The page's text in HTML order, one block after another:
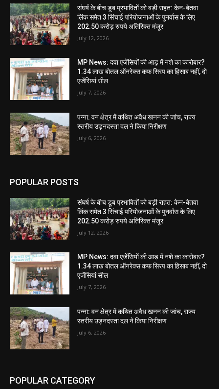
संघर्ष के बीच डूब प्रभावितों को बड़ी राहत: केन-बेतवा
लिंक समेत 3 सिंचाई परियोजनाओं के पुनर्वास के लिए
202.50 करोड़ रुपये अतिरिक्त मंजूर
July 12, 2026
MP News: दवा एजेंसियों की आड़ में नशे का कारोबार?
1.34 लाख बोतल ऑनरेक्स कफ सिरप का हिसाब नहीं, दो
एजेंसियां सील
July 7, 2026
पन्ना: वन क्षेत्र में कथित अवैध खनन की जांच, राज्य
स्तरीय उड़नदस्ता दल ने किया निरीक्षण
July 6, 2026
POPULAR POSTS
संघर्ष के बीच डूब प्रभावितों को बड़ी राहत: केन-बेतवा
लिंक समेत 3 सिंचाई परियोजनाओं के पुनर्वास के लिए
202.50 करोड़ रुपये अतिरिक्त मंजूर
July 12, 2026
MP News: दवा एजेंसियों की आड़ में नशे का कारोबार?
1.34 लाख बोतल ऑनरेक्स कफ सिरप का हिसाब नहीं, दो
एजेंसियां सील
July 7, 2026
पन्ना: वन क्षेत्र में कथित अवैध खनन की जांच, राज्य
स्तरीय उड़नदस्ता दल ने किया निरीक्षण
July 6, 2026
POPULAR CATEGORY